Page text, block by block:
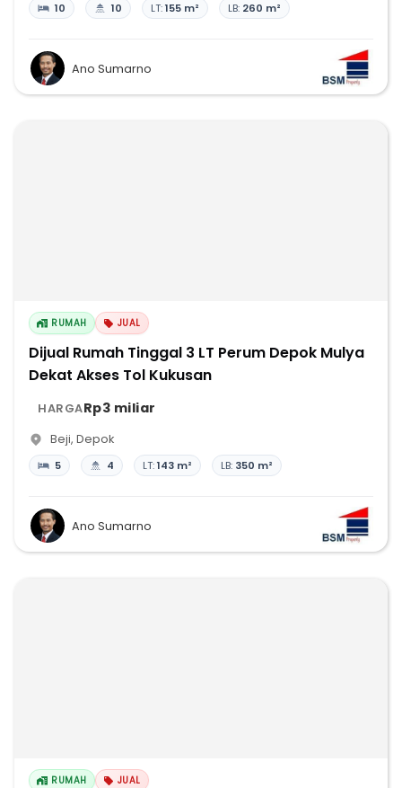
10 10 LT:155 m² LB: 260 m²
Ano Sumarno
RUMAH JUAL
Dijual Rumah Tinggal 3 LT Perum Depok Mulya
Dekat Akses Tol Kukusan
HARGARp3 miliar
Beji, Depok
5 4 LT:143 m² LB: 350 m²
Ano Sumarno
RUMAH JUAL